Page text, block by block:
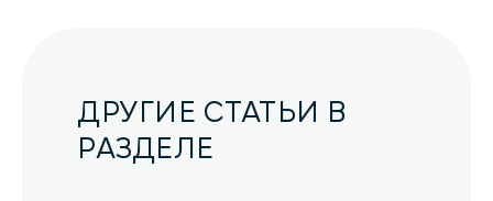
ДРУГИЕ СТАТЬИ В
РАЗДЕЛЕ